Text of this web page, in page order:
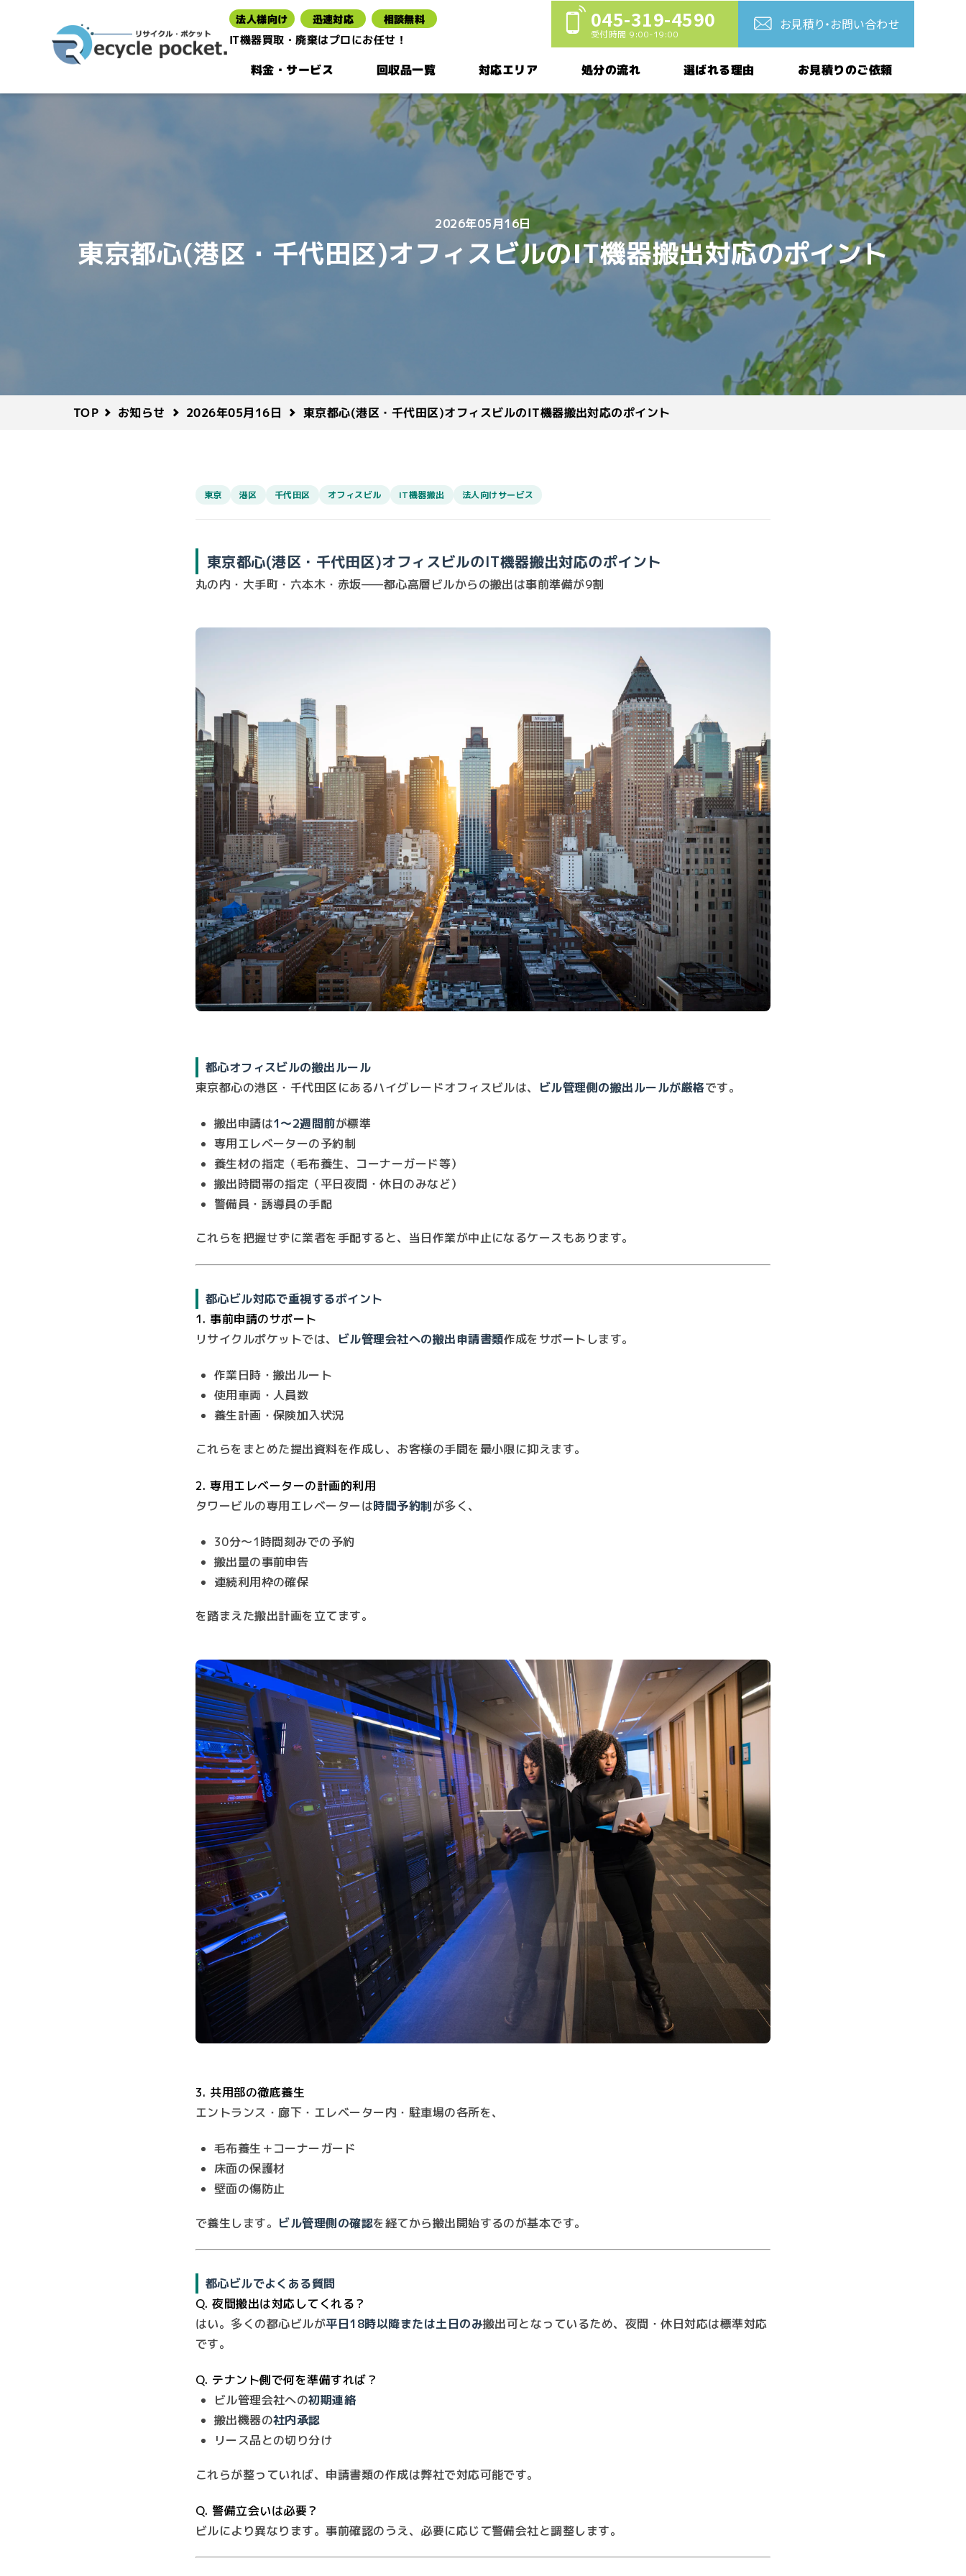
法人様向け 迅速対応 相談無料
IT機器買取・廃棄はプロにお任せ！
045-319-4590
受付時間 9:00-19:00
お見積り・お問い合わせ
料金・サービス 回収品一覧 対応エリア 処分の流れ 選ばれる理由 お見積りのご依頼
2026年05月16日
東京都心(港区・千代田区)オフィスビルのIT機器搬出対応のポイント
TOP お知らせ 2026年05月16日 東京都心(港区・千代田区)オフィスビルのIT機器搬出対応のポイント
東京 港区 千代田区 オフィスビル IT機器搬出 法人向けサービス
東京都心(港区・千代田区)オフィスビルのIT機器搬出対応のポイント
丸の内・大手町・六本木・赤坂——都心高層ビルからの搬出は事前準備が9割
都心オフィスビルの搬出ルール
東京都心の港区・千代田区にあるハイグレードオフィスビルは、 ビル管理側の搬出ルールが厳格です。
搬出申請は1〜2週間前が標準
専用エレベーターの予約制
養生材の指定（毛布養生、コーナーガード等）
搬出時間帯の指定（平日夜間・休日のみなど）
警備員・誘導員の手配
これらを把握せずに業者を手配すると、当日作業が中止になるケースもあります。
都心ビル対応で重視するポイント
1. 事前申請のサポート
リサイクルポケットでは、
ビル管理会社への搬出申請書類作成をサポートします。
作業日時・搬出ルート
使用車両・人員数
養生計画・保険加入状況
これらをまとめた提出資料を作成し、お客様の手間を最小限に抑えます。
2. 専用エレベーターの計画的利用
タワービルの専用エレベーターは時間予約制が多く、
30分〜1時間刻みでの予約
搬出量の事前申告
連続利用枠の確保
を踏まえた搬出計画を立てます。
3. 共用部の徹底養生
エントランス・廊下・エレベーター内・駐車場の各所を、
毛布養生＋コーナーガード
床面の保護材
壁面の傷防止
で養生します。 ビル管理側の確認を経てから搬出開始するのが基本です。
都心ビルでよくある質問
Q. 夜間搬出は対応してくれる？
はい。多くの都心ビルが平日18時以降または土日のみ搬出可となっているため、夜間・休日対応は標準対応
です。
Q. テナント側で何を準備すれば？
ビル管理会社への初期連絡
搬出機器の社内承認
リース品との切り分け
これらが整っていれば、申請書類の作成は弊社で対応可能です。
Q. 警備立会いは必要？
ビルにより異なります。事前確認のうえ、必要に応じて警備会社と調整します。